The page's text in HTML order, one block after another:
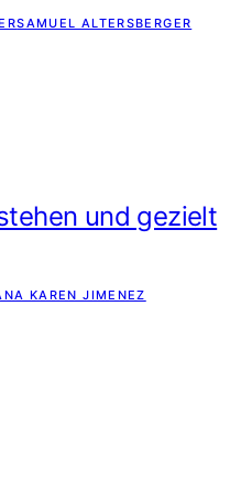
SAMUEL ALTERSBERGER
und gezielt
KAREN JIMENEZ